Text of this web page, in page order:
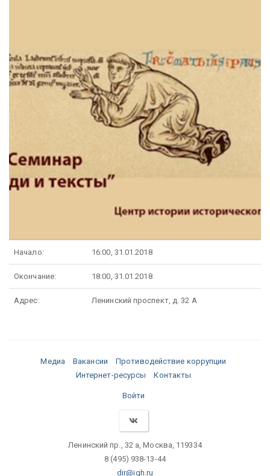
Начало: 16:00, 31.01.2018
Окончание: 18:00, 31.01.2018
Адрес: Ленинский проспект, д. 32 А
Медиа Вакансии
Противодействие коррупции
Интернет-ресурсы
Контакты
Войти
Ленинский пр., 32 а, Москва, 119334
8 (495) 938-13-44
dir@igh.ru